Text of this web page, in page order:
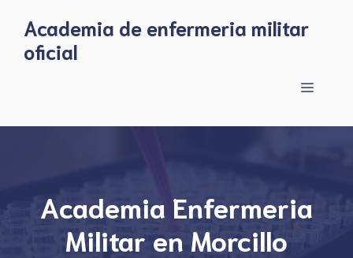
content
Academia de enfermeria militar
oficial
Menu
Academia Enfermeria
Militar en Morcillo